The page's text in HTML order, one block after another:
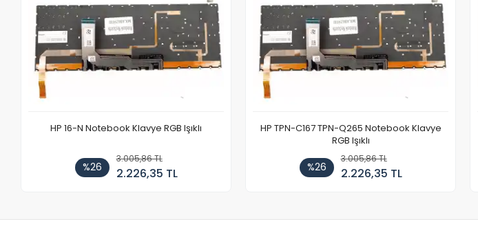
HP 16-N Notebook Klavye RGB Işıklı
%26
3.005,86 TL
2.226,35 TL
HP TPN-C167 TPN-Q265 Notebook Klavye
RGB Işıklı
%26
3.005,86 TL
2.226,35 TL